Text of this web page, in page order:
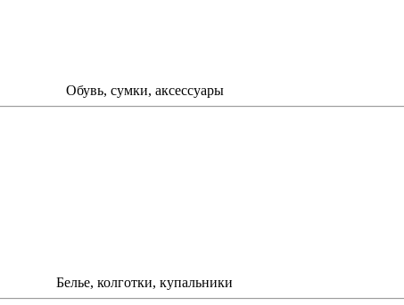
Обувь, сумки, аксессуары
Белье, колготки, купальники